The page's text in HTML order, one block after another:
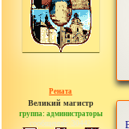
Рената
Великий магистр
группа: администраторы
сообщений: 30442